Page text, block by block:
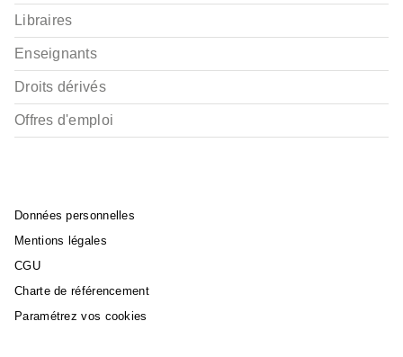
Libraires
Enseignants
Droits dérivés
Offres d'emploi
Données personnelles
Mentions légales
CGU
Charte de référencement
Paramétrez vos cookies